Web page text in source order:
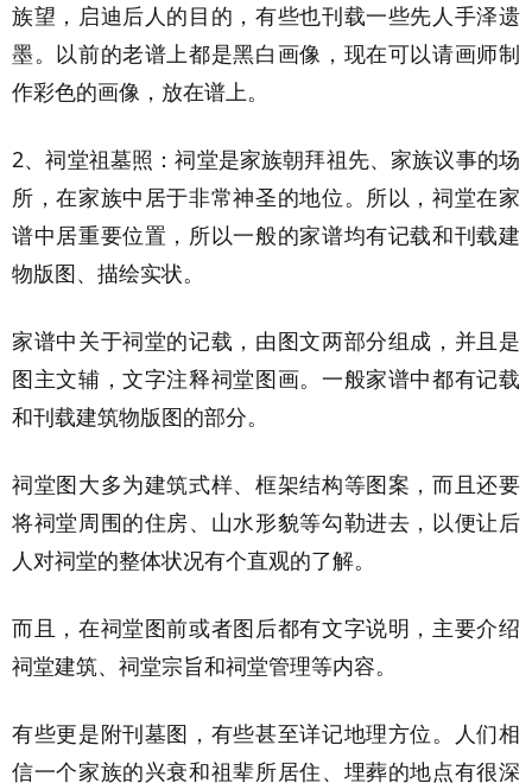
族望，启迪后人的目的，有些也刊载一些先人手泽遗
墨。以前的老谱上都是黑白画像，现在可以请画师制
作彩色的画像，放在谱上。
2、祠堂祖墓照：祠堂是家族朝拜祖先、家族议事的场
所，在家族中居于非常神圣的地位。所以，祠堂在家
谱中居重要位置，所以一般的家谱均有记载和刊载建
物版图、描绘实状。
家谱中关于祠堂的记载，由图文两部分组成，并且是
图主文辅，文字注释祠堂图画。一般家谱中都有记载
和刊载建筑物版图的部分。
祠堂图大多为建筑式样、框架结构等图案，而且还要
将祠堂周围的住房、山水形貌等勾勒进去，以便让后
人对祠堂的整体状况有个直观的了解。
而且，在祠堂图前或者图后都有文字说明，主要介绍
祠堂建筑、祠堂宗旨和祠堂管理等内容。
有些更是附刊墓图，有些甚至详记地理方位。人们相
信一个家族的兴衰和祖辈所居住、埋葬的地点有很深